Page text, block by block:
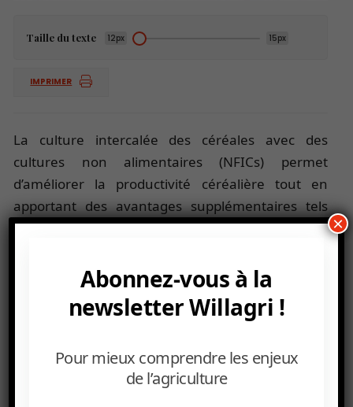
Taille du texte 12px 15px
IMPRIMER
La culture intercalée des céréales avec des
cultures non alimentaires (NFICs) permet
d’améliorer la productivité céréalière tout en
apportant des avantages supplémentaires tels
qu’une meilleure santé des sols ou une meilleure
Abonnez-vous à la
newsletter Willagri !
Pour mieux comprendre les enjeux
de l’agriculture
×